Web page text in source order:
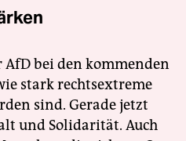
bei den kommenden
stark rechtsextreme
sind. Gerade jetzt
und Solidarität. Auch